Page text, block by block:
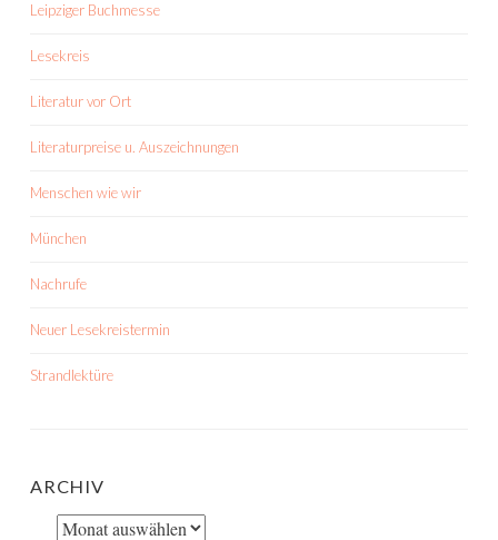
Leipziger Buchmesse
Lesekreis
Literatur vor Ort
Literaturpreise u. Auszeichnungen
Menschen wie wir
München
Nachrufe
Neuer Lesekreistermin
Strandlektüre
ARCHIV
Archiv